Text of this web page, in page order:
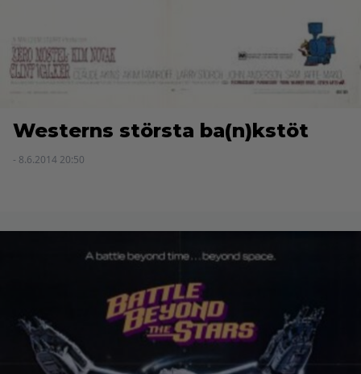
Westerns största ba(n)kstöt
- 8.6.2014 20:50